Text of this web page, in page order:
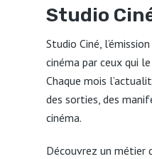
Studio
Studio Ciné,
cinéma par ceux qui
Chaque mois
des sorties, des
cinéma.
Découvrez un métier